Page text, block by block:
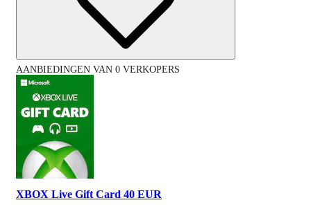
AANBIEDINGEN VAN 0 VERKOPERS
XBOX Live Gift Card 40 EUR